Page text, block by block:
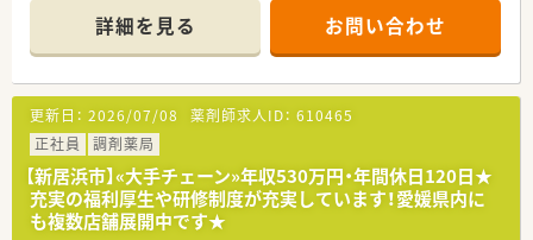
たる診療科から受け付けています。
■薬剤師は常勤5名体制で運営されており、事務スタッフとも連
携して業務を行っています。
【募集背景と求める人物像について】
■今後の施設調剤や在宅支援業務への本格的な取り組み強化に
伴い、積極的な増員募集を行っています。
■30代までの若手層を歓迎しており、次世代のリーダー候補と
して活躍が期待されています。
■新たな業務へのチャレンジ精神を持ち、地域医療への貢献に意
欲的な方を求めています。
詳細を見る お問い合わせ
更新日： 2026/07/08 薬剤師求人ID： 610465
正社員
調剤薬局
【新居浜市】«大手チェーン»年収530万円・年間休日120日★
充実の福利厚生や研修制度が充実しています！愛媛県内に
も複数店舗展開中です★